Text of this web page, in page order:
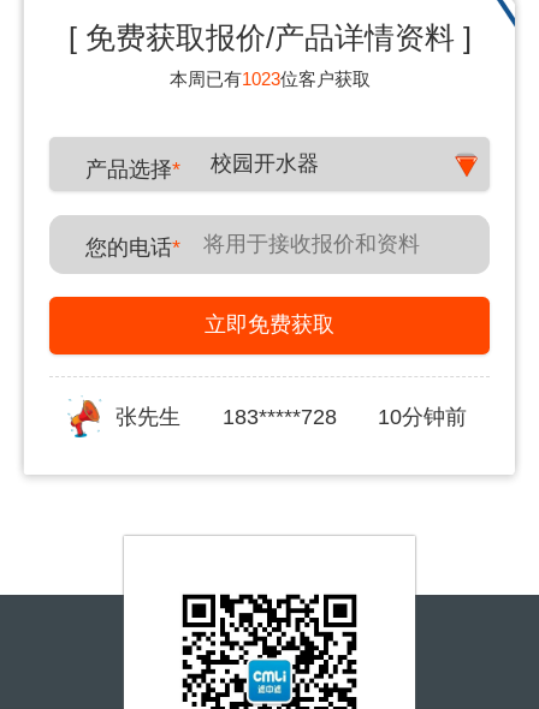
[ 免费获取报价/产品详情资料 ]
本周已有1023位客户获取
产品选择* 校园开水器
您的电话*
立即免费获取
张先生 183*****728
10分钟前
郑先生
180*****431
20分钟前
李女士
150*****591
30分钟前
155*****217
156*****280
187*****999